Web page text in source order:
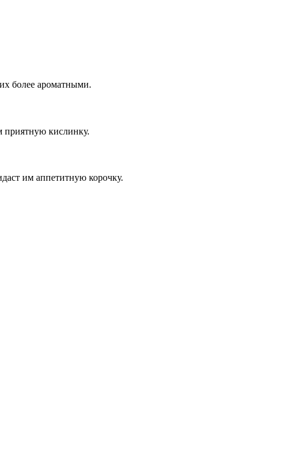
более ароматными.
приятную кислинку.
им аппетитную корочку.